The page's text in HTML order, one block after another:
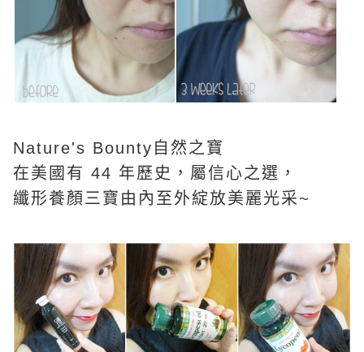
Nature's Bounty自然之寶
在美國有 44 年歷史，屬信心之選，
纖形養顏三寶由內至外綻放美麗光采~